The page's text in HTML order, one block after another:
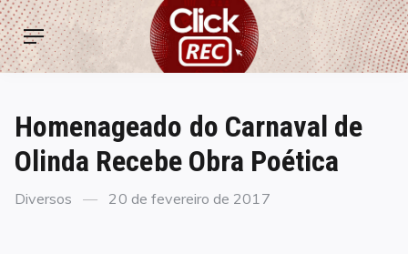
Skip
to
content
ClickREC
Menu
Homenageado do Carnaval de
Olinda Recebe Obra Poética
Categories
Diversos
Posted
20 de fevereiro de 2017